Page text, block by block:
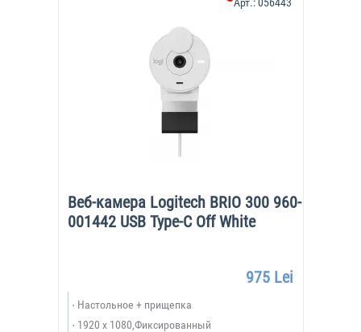
Веб-камера Logitech BRIO 300 960-
001442 USB Type-C Off White
975 Lei
Настольное + прищепка
1920 x 1080,Фиксированный